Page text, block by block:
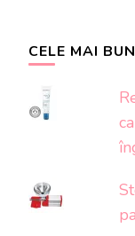
CELE MAI